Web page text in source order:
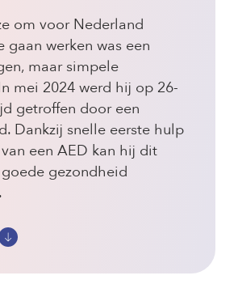
om voor Nederland
gaan werken was een
maar simpele
mei 2024 werd hij op 26-
getroffen door een
Dankzij snelle eerste hulp
een AED kan hij dit
gezondheid